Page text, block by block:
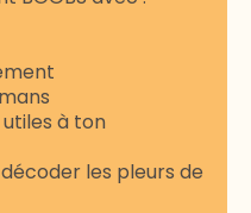
à ton
les pleurs de